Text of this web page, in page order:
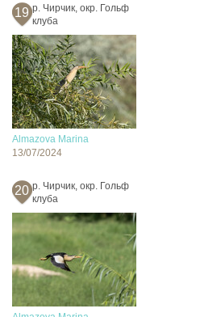
19 р. Чирчик, окр. Гольф
клуба
Almazova Marina
13/07/2024
20 р. Чирчик, окр. Гольф
клуба